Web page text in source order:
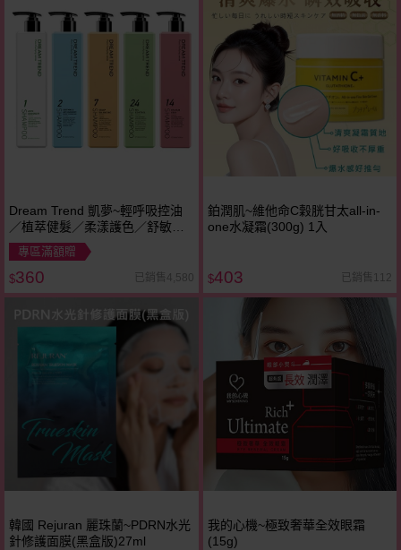
Dream Trend 凱夢~輕呼吸控油
／植萃健髮／柔漾護色／舒敏平
衡／去屑止癢 洗髮精(500ml) 款
式可選
專區滿額贈
$360 已銷售4,580
鉑潤肌~維他命C穀胱甘太all-in-
one水凝霜(300g) 1入
$403 已銷售112
韓國 Rejuran 麗珠蘭~PDRN水光
針修護面膜(黑盒版)27ml
我的心機~極致奢華全效眼霜
(15g)